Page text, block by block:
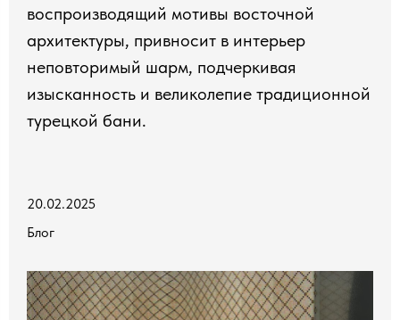
воспроизводящий мотивы восточной
архитектуры, привносит в интерьер
неповторимый шарм, подчеркивая
изысканность и великолепие традиционной
турецкой бани.
20.02.2025
Блог